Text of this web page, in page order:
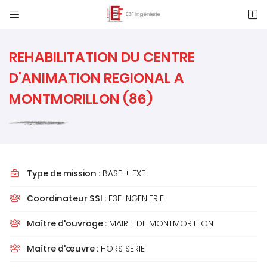
 
1 Rue des Métiers, Le Clos de l'Ormeau
05 49 62 02 02
Recopier le code ci-contre
REHABILITATION DU CENTRE
D'ANIMATION REGIONAL A
MONTMORILLON (86)
 Type de mission : BASE + EXE
 Coordinateur SSI : E3F INGENIERIE
 Maître d'ouvrage : MAIRIE DE MONTMORILLON
 Maître d'œuvre : HORS SERIE